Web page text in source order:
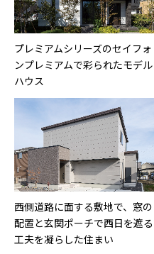
プレミアムシリーズのセイフォ
ンプレミアムで彩られたモデル
ハウス
西側道路に面する敷地で、窓の
配置と玄関ポーチで西日を遮る
工夫を凝らした住まい